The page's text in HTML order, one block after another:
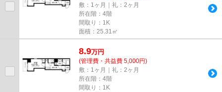
敷：1ヶ月｜礼：2ヶ月
所在階：4階
間取り：1K
面積：25.31㎡
8.9万円
(管理費・共益費 5,000円)
敷：1ヶ月｜礼：2ヶ月
所在階：4階
間取り：1K